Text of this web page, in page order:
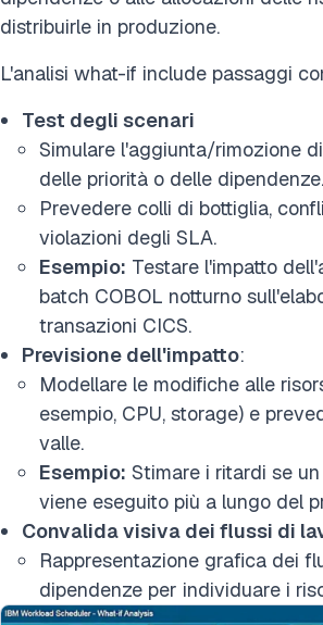
distribuirle in produzione.
L'analisi what-if include passaggi
Test degli scenari
Simulare l'aggiunta/rimozione
delle priorità o delle dipendenze.
Prevedere colli di bottiglia,
violazioni degli SLA.
Esempio: Testare l'impatto
batch COBOL notturno
transazioni CICS.
Previsione dell'impatto:
Modellare le modifiche alle
esempio, CPU, storage) e
valle.
Esempio: Stimare i ritardi se
viene eseguito più a lungo del
Convalida visiva dei flussi di
Rappresentazione grafica dei
dipendenze per individuare i